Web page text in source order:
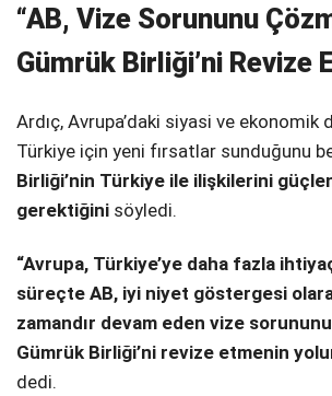
“AB, Vize Sorununu
Gümrük Birliği’ni Revize
Ardıç, Avrupa’daki siyasi ve ekonomik
Türkiye için yeni fırsatlar sunduğunu
Birliği’nin Türkiye ile ilişkilerini
gerektiğini söyledi.
“Avrupa, Türkiye’ye daha fazla
süreçte AB, iyi niyet göstergesi
zamandır devam eden vize
Gümrük Birliği’ni revize etmenin
dedi.